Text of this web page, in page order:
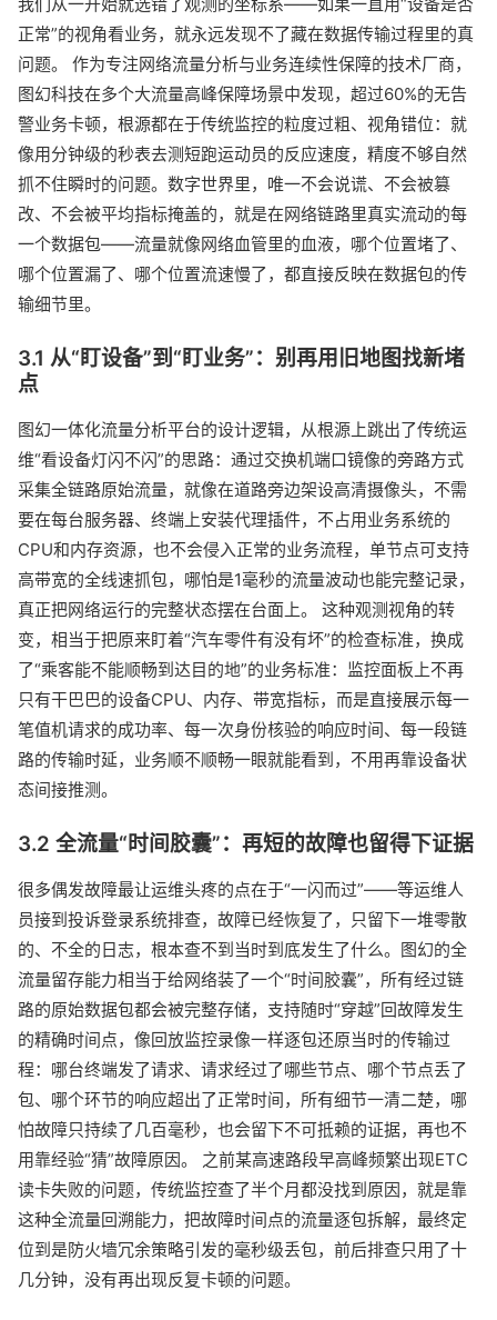
正常”的视角看业务，就永远发现不了藏在数据传输过程里的真
问题。 作为专注网络流量分析与业务连续性保障的技术厂商，
图幻科技在多个大流量高峰保障场景中发现，超过60%的无告
警业务卡顿，根源都在于传统监控的粒度过粗、视角错位：就
像用分钟级的秒表去测短跑运动员的反应速度，精度不够自然
抓不住瞬时的问题。数字世界里，唯一不会说谎、不会被篡
改、不会被平均指标掩盖的，就是在网络链路里真实流动的每
一个数据包——流量就像网络血管里的血液，哪个位置堵了、
哪个位置漏了、哪个位置流速慢了，都直接反映在数据包的传
输细节里。
3.1 从“盯设备”到“盯业务”：别再用旧地图找新堵
点
图幻一体化流量分析平台的设计逻辑，从根源上跳出了传统运
维“看设备灯闪不闪”的思路：通过交换机端口镜像的旁路方式
采集全链路原始流量，就像在道路旁边架设高清摄像头，不需
要在每台服务器、终端上安装代理插件，不占用业务系统的
CPU和内存资源，也不会侵入正常的业务流程，单节点可支持
高带宽的全线速抓包，哪怕是1毫秒的流量波动也能完整记录，
真正把网络运行的完整状态摆在台面上。 这种观测视角的转
变，相当于把原来盯着“汽车零件有没有坏”的检查标准，换成
了“乘客能不能顺畅到达目的地”的业务标准：监控面板上不再
只有干巴巴的设备CPU、内存、带宽指标，而是直接展示每一
笔值机请求的成功率、每一次身份核验的响应时间、每一段链
路的传输时延，业务顺不顺畅一眼就能看到，不用再靠设备状
态间接推测。
3.2 全流量“时间胶囊”：再短的故障也留得下证据
很多偶发故障最让运维头疼的点在于“一闪而过”——等运维人
员接到投诉登录系统排查，故障已经恢复了，只留下一堆零散
的、不全的日志，根本查不到当时到底发生了什么。图幻的全
流量留存能力相当于给网络装了一个“时间胶囊”，所有经过链
路的原始数据包都会被完整存储，支持随时“穿越”回故障发生
的精确时间点，像回放监控录像一样逐包还原当时的传输过
程：哪台终端发了请求、请求经过了哪些节点、哪个节点丢了
包、哪个环节的响应超出了正常时间，所有细节一清二楚，哪
怕故障只持续了几百毫秒，也会留下不可抵赖的证据，再也不
用靠经验“猜”故障原因。 之前某高速路段早高峰频繁出现ETC
读卡失败的问题，传统监控查了半个月都没找到原因，就是靠
这种全流量回溯能力，把故障时间点的流量逐包拆解，最终定
位到是防火墙冗余策略引发的毫秒级丢包，前后排查只用了十
几分钟，没有再出现反复卡顿的问题。